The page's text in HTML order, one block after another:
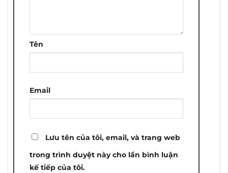
Tên
Email
Lưu tên của tôi, email, và trang web
trong trình duyệt này cho lần bình luận
kế tiếp của tôi.